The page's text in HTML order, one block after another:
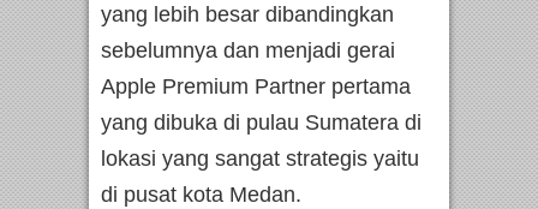
yang lebih besar dibandingkan
sebelumnya dan menjadi gerai
Apple Premium Partner pertama
yang dibuka di pulau Sumatera di
lokasi yang sangat strategis yaitu
di pusat kota Medan.